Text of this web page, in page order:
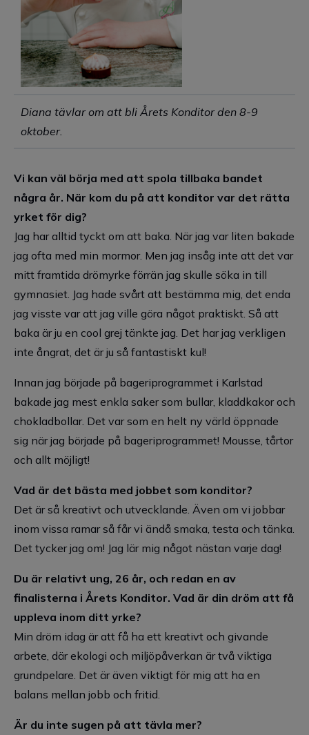
Diana tävlar om att bli Årets Konditor den 8-9
oktober.
Vi kan väl börja med att spola tillbaka bandet
några år. När kom du på att konditor var det rätta
yrket för dig?
Jag har alltid tyckt om att baka. När jag var liten bakade
jag ofta med min mormor. Men jag insåg inte att det var
mitt framtida drömyrke förrän jag skulle söka in till
gymnasiet. Jag hade svårt att bestämma mig, det enda
jag visste var att jag ville göra något praktiskt. Så att
baka är ju en cool grej tänkte jag. Det har jag verkligen
inte ångrat, det är ju så fantastiskt kul!
Innan jag började på bageriprogrammet i Karlstad
bakade jag mest enkla saker som bullar, kladdkakor och
chokladbollar. Det var som en helt ny värld öppnade
sig när jag började på bageriprogrammet! Mousse, tårtor
och allt möjligt!
Vad är det bästa med jobbet som konditor?
Det är så kreativt och utvecklande. Även om vi jobbar
inom vissa ramar så får vi ändå smaka, testa och tänka.
Det tycker jag om! Jag lär mig något nästan varje dag!
Du är relativt ung, 26 år, och redan en av
finalisterna i Årets Konditor. Vad är din dröm att få
uppleva inom ditt yrke?
Min dröm idag är att få ha ett kreativt och givande
arbete, där ekologi och miljöpåverkan är två viktiga
grundpelare. Det är även viktigt för mig att ha en
balans mellan jobb och fritid.
Är du inte sugen på att tävla mer?